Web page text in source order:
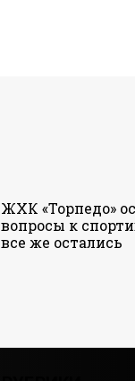
ЖХК «Торпедо»
вопросы к
все же остались